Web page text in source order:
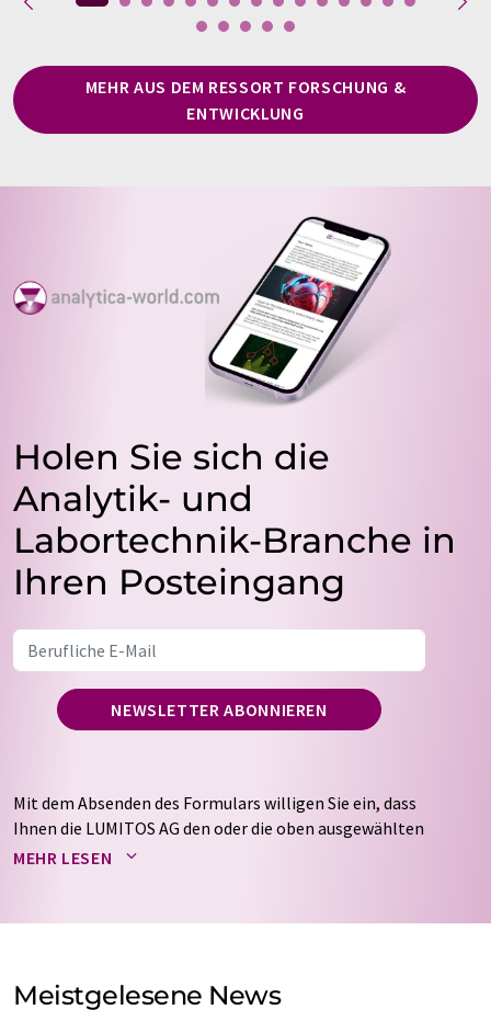
MEHR AUS DEM RESSORT FORSCHUNG &
ENTWICKLUNG
Holen Sie sich die
Analytik- und
Labortechnik-Branche in
Ihren Posteingang
NEWSLETTER ABONNIEREN
Mit dem Absenden des Formulars willigen Sie ein, dass
Ihnen die LUMITOS AG den oder die oben ausgewählten
Newsletter per E-Mail zusendet. Ihre Daten werden
auf Basis unsererDatenschutzerklärung. LUMITOS darf
Meinungsforschung per E-Mail kontaktieren. Ihre
Einwilligung können Sie jederzeit ohne Angabe von
MEHR LESEN
Meistgelesene News